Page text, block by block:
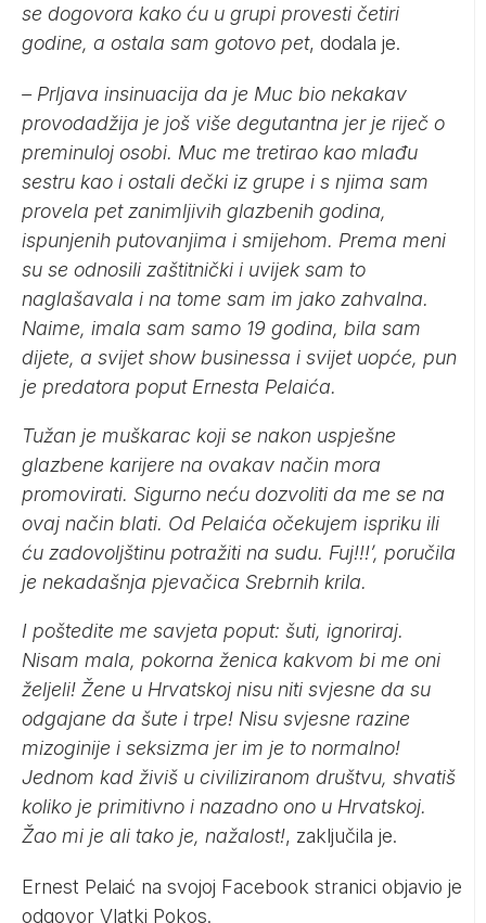
se dogovora kako ću u grupi provesti četiri
godine, a ostala sam gotovo pet, dodala je.
– Prljava insinuacija da je Muc bio nekakav
provodadžija je još više degutantna jer je riječ o
preminuloj osobi. Muc me tretirao kao mlađu
sestru kao i ostali dečki iz grupe i s njima sam
provela pet zanimljivih glazbenih godina,
ispunjenih putovanjima i smijehom. Prema meni
su se odnosili zaštitnički i uvijek sam to
naglašavala i na tome sam im jako zahvalna.
Naime, imala sam samo 19 godina, bila sam
dijete, a svijet show businessa i svijet uopće, pun
je predatora poput Ernesta Pelaića.
Tužan je muškarac koji se nakon uspješne
glazbene karijere na ovakav način mora
promovirati. Sigurno neću dozvoliti da me se na
ovaj način blati. Od Pelaića očekujem ispriku ili
ću zadovoljštinu potražiti na sudu. Fuj!!!’, poručila
je nekadašnja pjevačica Srebrnih krila.
I poštedite me savjeta poput: šuti, ignoriraj.
Nisam mala, pokorna ženica kakvom bi me oni
željeli! Žene u Hrvatskoj nisu niti svjesne da su
odgajane da šute i trpe! Nisu svjesne razine
mizoginije i seksizma jer im je to normalno!
Jednom kad živiš u civiliziranom društvu, shvatiš
koliko je primitivno i nazadno ono u Hrvatskoj.
Žao mi je ali tako je, nažalost!, zaključila je.
Ernest Pelaić na svojoj Facebook stranici objavio je
odgovor Vlatki Pokos.